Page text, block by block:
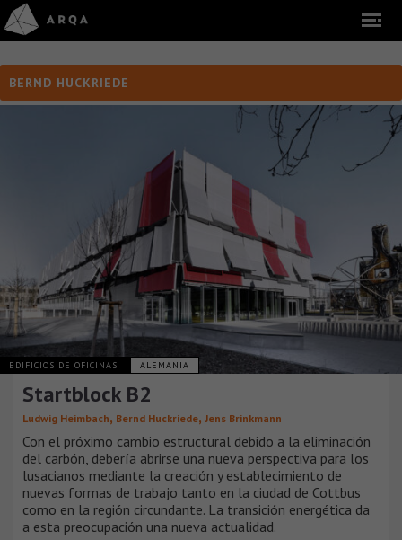
BERND HUCKRIEDE
EDIFICIOS DE OFICINAS ALEMANIA
Startblock B2
Ludwig Heimbach, Bernd Huckriede, Jens Brinkmann
Con el próximo cambio estructural debido a la eliminación
del carbón, debería abrirse una nueva perspectiva para los
lusacianos mediante la creación y establecimiento de
nuevas formas de trabajo tanto en la ciudad de Cottbus
como en la región circundante. La transición energética da
a esta preocupación una nueva actualidad.